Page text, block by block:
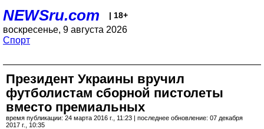
NEWSru.com | 18+
воскресенье, 9 августа 2026
Спорт
Президент Украины вручил
футболистам сборной пистолеты
вместо премиальных
время публикации: 24 марта 2016 г., 11:23 | последнее обновление: 07 декабря
2017 г., 10:35